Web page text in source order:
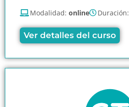
Modalidad: online Duración:
Ver detalles del curso